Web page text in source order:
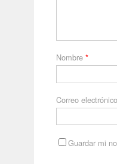
Nombre*
Correo
Guardar mi